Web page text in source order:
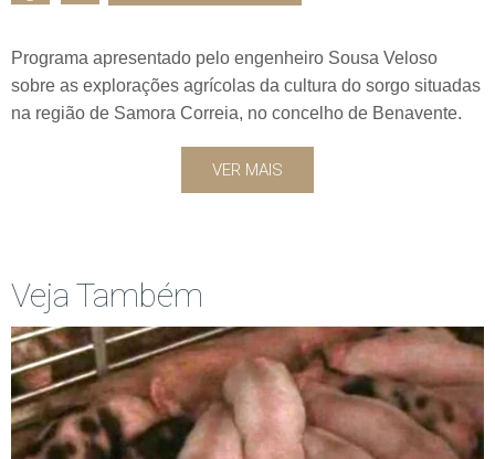
Programa apresentado pelo engenheiro Sousa Veloso
sobre as explorações agrícolas da cultura do sorgo situadas
na região de Samora Correia, no concelho de Benavente.
VER MAIS
Veja Também